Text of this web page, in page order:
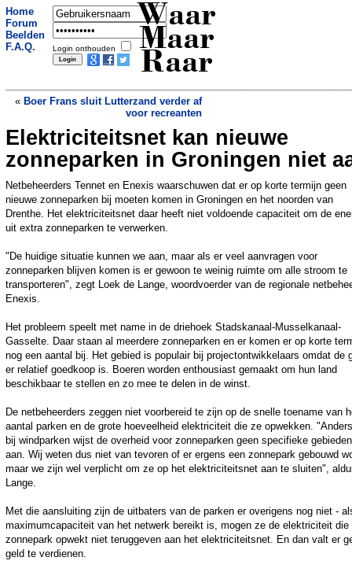
Home
Forum
Beelden
F.A.Q.
Login onthouden
Waar
Maar
Raar
« Boer Frans sluit Lutterzand verder af
voor recreanten
Instagram-model bijna blind na operatie
met gekleurde oogimplantaten
Elektriciteitsnet kan nieuwe
zonneparken in Groningen niet
Netbeheerders Tennet en Enexis waarschuwen dat er op korte termijn geen
nieuwe zonneparken bij moeten komen in Groningen en het noorden van
Drenthe. Het elektriciteitsnet daar heeft niet voldoende capaciteit om de
uit extra zonneparken te verwerken.
"De huidige situatie kunnen we aan, maar als er veel aanvragen voor
zonneparken blijven komen is er gewoon te weinig ruimte om alle stroom te
transporteren", zegt Loek de Lange, woordvoerder van de regionale
Enexis.
Het probleem speelt met name in de driehoek Stadskanaal-Musselkanaal-
Gasselte. Daar staan al meerdere zonneparken en er komen er op korte
nog een aantal bij. Het gebied is populair bij projectontwikkelaars omdat de
er relatief goedkoop is. Boeren worden enthousiast gemaakt om hun land
beschikbaar te stellen en zo mee te delen in de winst.
De netbeheerders zeggen niet voorbereid te zijn op de snelle toename van
aantal parken en de grote hoeveelheid elektriciteit die ze opwekken.
bij windparken wijst de overheid voor zonneparken geen specifieke gebieden
aan. Wij weten dus niet van tevoren of er ergens een zonnepark gebouwd
maar we zijn wel verplicht om ze op het elektriciteitsnet aan te sluiten",
Lange.
Met die aansluiting zijn de uitbaters van de parken er overigens nog niet -
maximumcapaciteit van het netwerk bereikt is, mogen ze de elektriciteit die
zonnepark opwekt niet teruggeven aan het elektriciteitsnet. En dan valt er
geld te verdienen.